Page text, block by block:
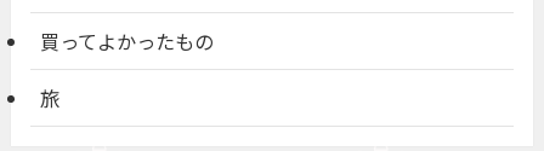
買ってよかったもの
旅